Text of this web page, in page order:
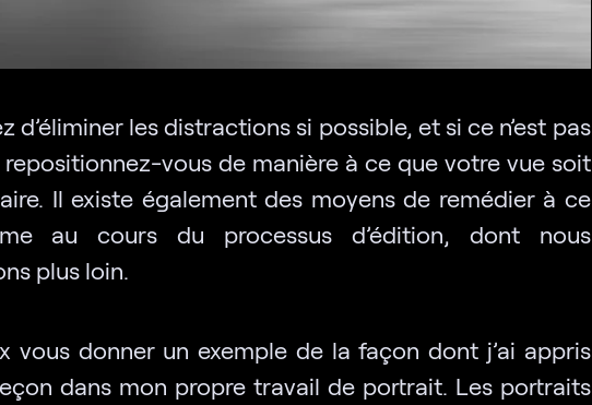
d’éliminer les distractions si possible, et si ce n’est pas
repositionnez-vous de manière à ce que votre vue soit
Il existe également des moyens de remédier à ce
au cours du processus d’édition, dont nous
plus loin.
vous donner un exemple de la façon dont j’ai appris
dans mon propre travail de portrait. Les portraits